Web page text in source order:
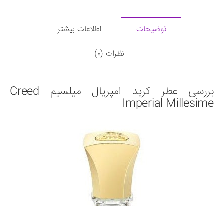
توضیحات
اطلاعات بیشتر
نظرات (0)
بررسی عطر کرید امپریال میلسیم Creed
Imperial Millesime